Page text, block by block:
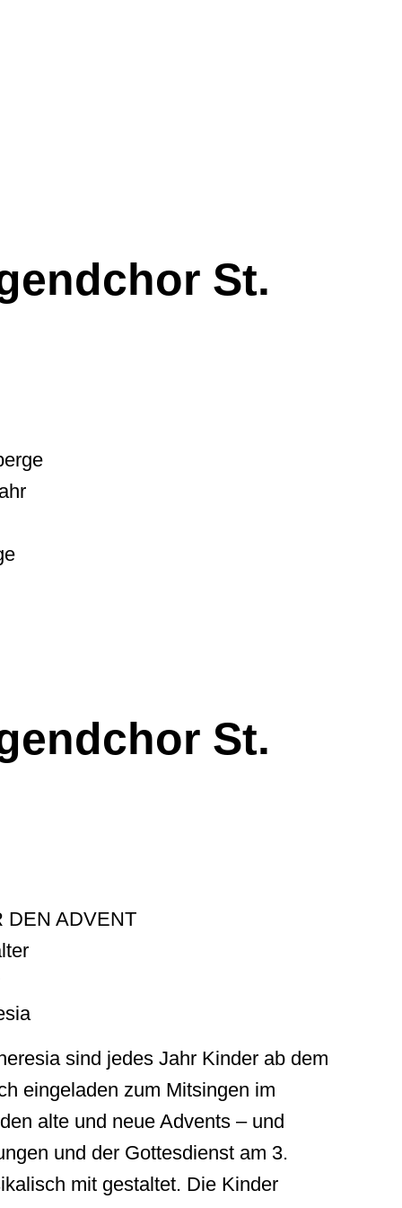
St.
St.
DEN ADVENT
sind jedes Jahr Kinder ab dem
eingeladen zum Mitsingen im
alte und neue Advents – und
und der Gottesdienst am 3.
mit gestaltet. Die Kinder